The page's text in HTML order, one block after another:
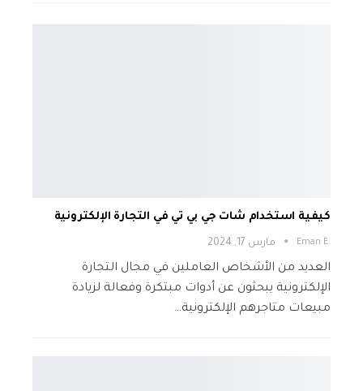
كيفية استخدام شات جي بي تي في التجارة الإلكترونية
.Eman E مارس 17, 2024
العديد من الأشخاص العاملين في مجال التجارة
الإلكترونية يبحثون عن أدوات مبتكرة وفعالة لزيادة
مبيعات متاجرهم الإلكترونية…